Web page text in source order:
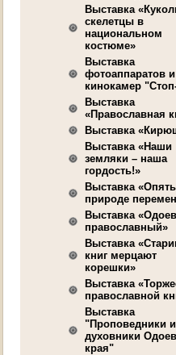
Выставка
скелетцы в
национальном
костюме»
Выставка
фотоаппаратов и
кинокамер
Выставка
«Православная
Выставка
Выставка «Наши
земляки – наша
гордость!»
Выставка
природе
Выставка «Одоев
православный»
Выставка
книг мерцают
корешки»
Выставка
православной
Выставка
"Проповедники и
духовники
края"